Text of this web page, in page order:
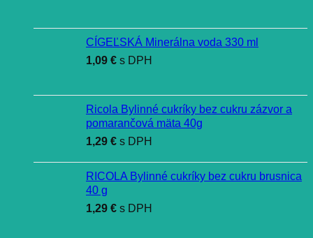
CÍGEĽSKÁ Minerálna voda 330 ml
1,09 € s DPH
Ricola Bylinné cukríky bez cukru zázvor a
pomarančová mäta 40g
1,29 € s DPH
RICOLA Bylinné cukríky bez cukru brusnica
40 g
1,29 € s DPH